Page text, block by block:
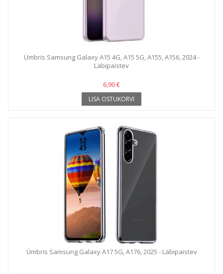
Ümbris Samsung Galaxy A15 4G, A15 5G, A155, A156, 2024 -
Läbipaistev
6,90 €
LISA OSTUKORVI
Ümbris Samsung Galaxy A17 5G, A176, 2025 - Läbipaistev